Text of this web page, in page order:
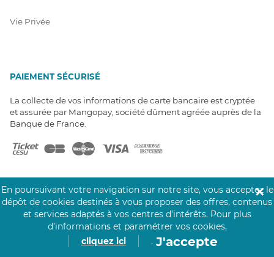
Vie Privée
PAIEMENT SÉCURISÉ
La collecte de vos informations de carte bancaire est cryptée
et assurée par Mangopay, société dûment agréée auprès de la
Banque de France.
NOS PARTENAIRES
Click&Care est soutenu par les Groupes
Caisse des Dépôts et MAIF.
En poursuivant votre navigation sur notre site, vous acceptez le
dépôt de cookies destinés à vous proposer des offres, contenus
et services adaptés à vos centres d’intérêts. Pour plus
d’informations et paramétrer vos cookies,
cliquez ici
. J'accepte
✕